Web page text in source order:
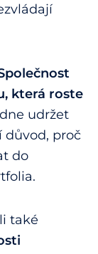
která roste
udržet
důvod, proč
do
také